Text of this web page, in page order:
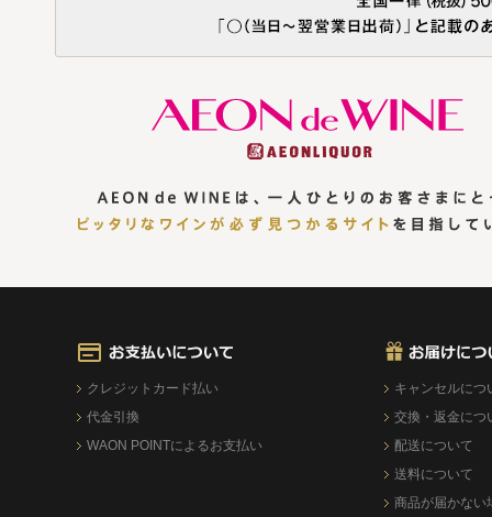
クレジットカード払い
代金引換
WAON POINTによるお支払い
キャンセルにつ
交換・返金につ
配送について
送料について
商品が届かない